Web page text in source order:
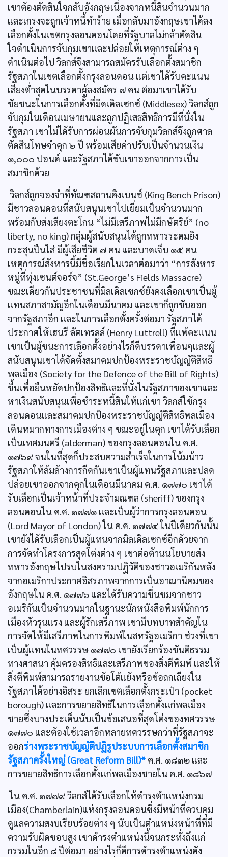
เขาต้องตัดสินใจกลับอังกฤษเนื่องจากหนี้สินจำนวนมาก
และเกรงจะถูกเจ้าหนี้ทำร้าย เมื่อกลับมาอังกฤษเขาได้ลง
เลือกตั้งในเขตกรุงลอนดอนโดยที่รัฐบาลไม่กล้าตัดสิน
ใจดำเนินการจับกุมเขาและปล่อยให้เหตุการณ์ต่าง ๆ
ดำเนินต่อไป วิลกส์จึงสามารถสมัครรับเลือกตั้งสมาชิก
รัฐสภาในเขตเลือกตั้งกรุงลอนดอน แต่เขาได้รับคะแนน
เสียงต่ำสุดในบรรดาผู้ลงสมัคร ๗ คน ต่อมาเขาได้รับ
ชัยชนะในการเลือกตั้งที่มิดเดิลเซกซ์ (Middlesex) วิลกส์ถูก
จับกุมในเดือนเมษายนและถูกปฏิเสธสิทธิการมีที่นั่งใน
รัฐสภา เขาไม่ได้รับการผ่อนผันการจับกุมวิลกส์จึงถูกศาล
ตัดสินโทษจำคุก ๒ ปี พร้อมเสียค่าปรับเป็นจำนวนเงิน
๑,๐๐๐ ปอนด์ และรัฐสภาได้ขับเขาออกจากการเป็น
สมาชิกด้วย
วิลกส์ถูกจองจำที่ทัณฑสถานคิงเบนช์ (King Bench Prison)
มีชาวลอนดอนที่สนับสนุนเขาไปเยี่ยมเป็นจำนวนมาก
พร้อมกับส่งเสียงตะโกน “ไม่มีเสรีภาพไม่มีกษัตริย์” (no
liberty, no king) กลุ่มผู้สนับสนุนได้ถูกทหารระดมยิง
กระสุนปืนใส่ มีผู้เสียชีวิต ๗ คน และบาดเจ็บ ๑๕ คน
เหตุการณ์สังหารนี้มีชื่อเรียกในเวลาต่อมาว่า “การสังหาร
หมู่ที่ทุ่งเซนต์จอร์จ” (St.George’s Fields Massacre)
ขณะเดียวกันประชาชนที่มิลเดิลเซกซ์ยังคงเลือกเขาเป็นผู้
แทนสภาสามัญอีกในเดือนมีนาคม และเขาก็ถูกขับออก
จากรัฐสภาอีก และในการเลือกตั้งครั้งต่อมา รัฐสภาได้
ประกาศให้เฮนรี ลัตเทรลล์ (Henry Luttrell) ที่แพ้คะแนน
เขาเป็นผู้ชนะการเลือกตั้งอย่างไรก็ดีบรรดาเพื่อนๆและผู้
สนับสนุนเขาได้จัดตั้งสมาคมปกป้องพระราชบัญญัติสิทธิ
พลเมือง (Society for the Defence of the Bill of Rights)
ขึ้นเพื่อยืนหยัดปกป้องสิทธิและที่นั่งในรัฐสภาของเขาและ
หาเงินสนับสนุนเพื่อชำระหนี้สินให้แก่เขา วิลกส์ใช้กรุง
ลอนดอนและสมาคมปกป้องพระราชบัญญัติสิทธิพลเมือง
เดินหมากทางการเมืองต่าง ๆ ขณะอยู่ในคุก เขาได้รับเลือก
เป็นเทศมนตรี (alderman) ของกรุงลอนดอนใน ค.ศ.
๑๗๖๙ จนในที่สุดก็ประสบความสำเร็จในการโน้มน้าว
รัฐสภาให้ล้มล้างการกีดกันเขาเป็นผู้แทนรัฐสภาและปลด
ปล่อยเขาออกจากคุกในเดือนมีนาคม ค.ศ. ๑๗๗๐ เขาได้
รับเลือกเป็นเจ้าหน้าที่ประจำมณฑล (sheriff) ของกรุง
ลอนดอนใน ค.ศ. ๑๗๗๑ และเป็นผู้ว่าการกรุงลอนดอน
(Lord Mayor of London) ใน ค.ศ. ๑๗๗๔ ในปีเดียวกันนั้น
เขายังได้รับเลือกเป็นผู้แทนจากมิลเดิลเซกซ์อีกด้วยจาก
การจัดทำโครงการสุดโต่งต่าง ๆ เขาต่อต้านนโยบายส่ง
ทหารอังกฤษไปรบในสงครามปฏิวัติของชาวอเมริกันหลัง
จากอเมริกาประกาศอิสรภาพจากการเป็นอาณานิคมของ
อังกฤษใน ค.ศ. ๑๗๗๖ และได้รับความชื่นชมจากชาว
อเมริกันเป็นจำนวนมากในฐานะนักหนังสือพิมพ์นักการ
เมืองหัวรุนแรง และผู้รักเสรีภาพ เขามีบทบาทสำคัญใน
การจัดให้มีเสรีภาพในการพิมพ์ในสหรัฐอเมริกา ช่วงที่เขา
เป็นผู้แทนในทศวรรษ ๑๗๗๐ เขายังเรียกร้องขันติธรรม
ทางศาสนา คุ้มครองสิทธิและเสรีภาพของสิ่งตีพิมพ์ และให้
สิ่งตีพิมพ์สามารถรายงานข้อโต้แย้งหรือข้อถกเถียงใน
รัฐสภาได้อย่างอิสระ ยกเลิกเขตเลือกตั้งกระเป๋า (pocket
borough) และการขยายสิทธิในการเลือกตั้งแก่พลเมือง
ชายซึ่งบางประเด็นนับเป็นข้อเสนอที่สุดโต่งของทศวรรษ
๑๗๗๐ และต้องใช้เวลาอีกหลายทศวรรษกว่าที่รัฐสภาจะ
ออกร่างพระราชบัญญัติปฏิรูประบบการเลือกตั้งสมาชิก
รัฐสภาครั้งใหญ่ (Great Reform Bill)* ค.ศ. ๑๘๓๒ และ
การขยายสิทธิการเลือกตั้งแก่พลเมืองชายใน ค.ศ. ๑๘๖๗
ใน ค.ศ. ๑๗๗๙ วิลกส์ได้รับเลือกให้ดำรงตำแหน่งกรม
เมือง(Chamberlain)แห่งกรุงลอนดอนซึ่งมีหน้าที่ควบคุม
ดูแลความสงบเรียบร้อยต่าง ๆ นับเป็นตำแหน่งหน้าที่ที่มี
ความรับผิดชอบสูง เขาดำรงตำแหน่งนี้จนกระทั่งถึงแก่
กรรมในอีก ๘ ปีต่อมา อย่างไรก็ดีการดำรงตำแหน่งดัง